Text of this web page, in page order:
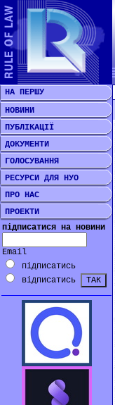
НА ПЕРШУ
НОВИНИ
ПУБЛІКАЦІЇ
ДОКУМЕНТИ
ГОЛОСУВАННЯ
РЕСУРСИ ДЛЯ НУО
ПРО НАС
ПРОЕКТИ
підписатися на новини
Email
підписатись
відписатись